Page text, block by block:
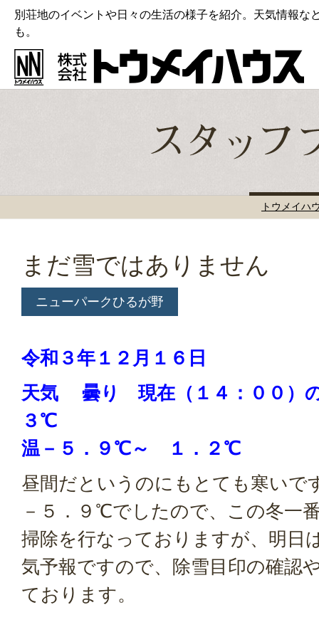
別荘地のイベントや日々の生活の様子を紹介。天気情報な
も。
トウメイハ
まだ雪ではありません
ニューパークひるが野
令和３年１２月１６ 日
天気 曇り
現在（１４：００）
３℃
温－５．９ ℃～ １．２℃
昼間だというのにもとても寒いで
－５．９℃でしたので、この冬一
掃除を行なっておりますが、明日
気予報ですので、除雪目印の確認
ております。